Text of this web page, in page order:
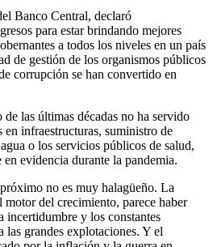
Banco Central, declaró
para estar brindando mejores
a todos los niveles en un país
de gestión de los organismos públicos
corrupción se han convertido en
las últimas décadas no ha servido
infraestructuras, suministro de
o los servicios públicos de salud,
evidencia durante la pandemia.
no es muy halagüeño. La
del crecimiento, parece haber
incertidumbre y los constantes
las grandes explotaciones. Y el